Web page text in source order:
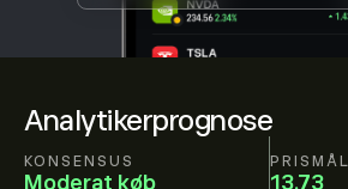
Analytikerprognose
KONSENSUS
Moderat køb
PRISMÅL
13.73